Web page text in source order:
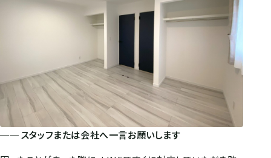
── スタッフまたは会社へ一言お願いします